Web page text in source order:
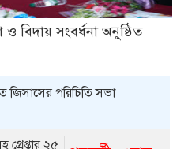
বিদায় সংবর্ধনা অনুষ্ঠিত
জিসাসের পরিচিতি সভা
২৫